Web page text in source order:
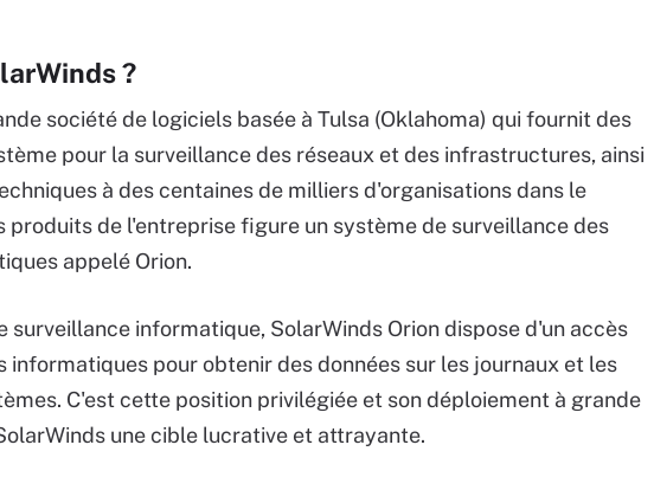
?
société de logiciels basée à Tulsa (Oklahoma) qui fournit des
pour la surveillance des réseaux et des infrastructures, ainsi
à des centaines de milliers d'organisations dans le
produits de l'entreprise figure un système de surveillance des
appelé Orion.
surveillance informatique, SolarWinds Orion dispose d'un accès
informatiques pour obtenir des données sur les journaux et les
C'est cette position privilégiée et son déploiement à grande
une cible lucrative et attrayante.